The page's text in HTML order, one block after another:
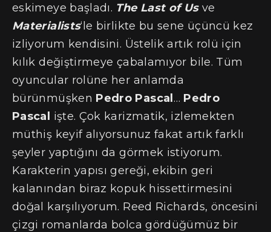
eskimeye başladı. The Last of Usve
Materialists‘le birlikte bu sene üçüncü kez
izliyorum kendisini. Üstelik artık rolü için
kılık değiştirmeye çabalamıyor bile. Tüm
oyuncular rolüne her anlamda
bürünmüşken Pedro Pascal… Pedro
Pascal işte. Çok karizmatik, izlemekten
müthiş keyif alıyorsunuz fakat artık farklı
şeyler yaptığını da görmek istiyorum.
Karakterin yapısı gereği, ekibin geri
kalanından biraz kopuk hissettirmesini
doğal karşılıyorum. Reed Richards, öncesini
çizgi romanlarda bolca gördüğümüz bir